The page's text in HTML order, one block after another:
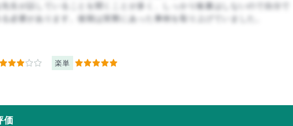
先生が話していることを聞くことが多く、しっかり板書はしないので自分で
る必要があります。後期は実際にあった事例を取り上げていました。
3 楽単 5
価